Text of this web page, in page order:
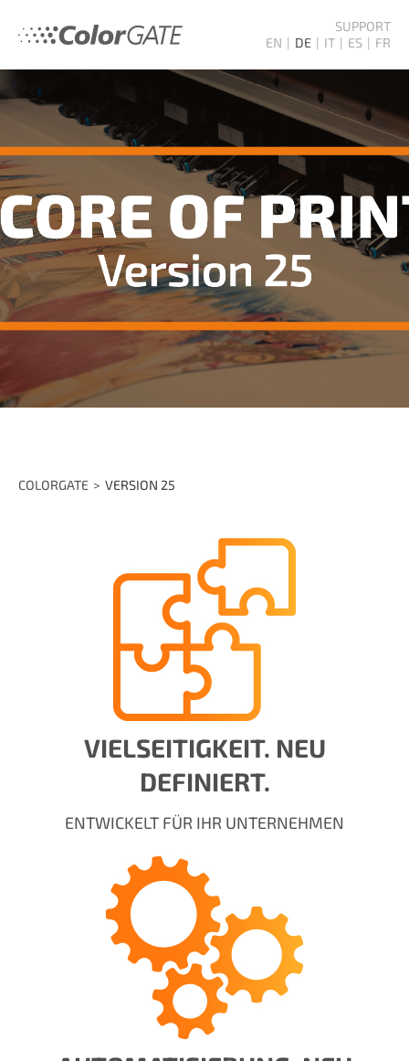
SUPPORT
EN
DE IT ES FR
COLORGATE VERSION 25
VIELSEITIGKEIT. NEU
DEFINIERT.
ENTWICKELT FÜR IHR UNTERNEHMEN